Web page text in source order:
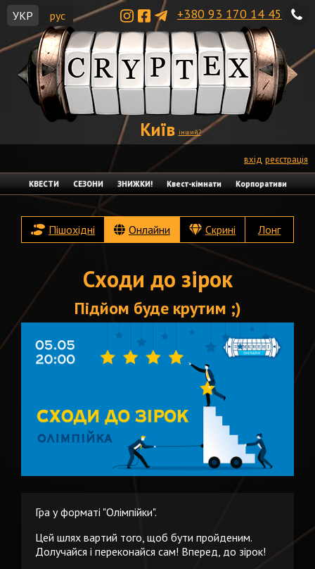
+380 93 170 14 45
Київ інший?
вхід реєстрація
КВЕСТИ СЕЗОНИ ЗНИЖКИ! Квест-кімнати Корпоративи
УКР рус
Пішохідні Онлайни Скрині Лонг
Сходи до зірок
Підйом буде крутим ;)
Гра у форматі "Олімпійки".
Цей шлях вартий того, щоб бути пройденим.
Долучайся і переконайся сам! Вперед, до зірок!